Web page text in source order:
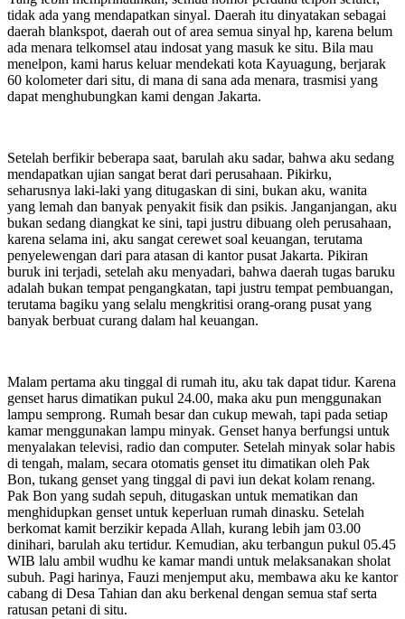
tidak ada yang mendapatkan sinyal. Daerah itu dinyatakan sebagai
daerah blankspot, daerah out of area semua sinyal hp, karena belum
ada menara telkomsel atau indosat yang masuk ke situ. Bila mau
menelpon, kami harus keluar mendekati kota Kayuagung, berjarak
60 kolometer dari situ, di mana di sana ada menara, trasmisi yang
dapat menghubungkan kami dengan Jakarta.
Setelah berfikir beberapa saat, barulah aku sadar, bahwa aku sedang
mendapatkan ujian sangat berat dari perusahaan. Pikirku,
seharusnya laki-laki yang ditugaskan di sini, bukan aku, wanita
yang lemah dan banyak penyakit fisik dan psikis. Janganjangan, aku
bukan sedang diangkat ke sini, tapi justru dibuang oleh perusahaan,
karena selama ini, aku sangat cerewet soal keuangan, terutama
penyelewengan dari para atasan di kantor pusat Jakarta. Pikiran
buruk ini terjadi, setelah aku menyadari, bahwa daerah tugas baruku
adalah bukan tempat pengangkatan, tapi justru tempat pembuangan,
terutama bagiku yang selalu mengkritisi orang-orang pusat yang
banyak berbuat curang dalam hal keuangan.
Malam pertama aku tinggal di rumah itu, aku tak dapat tidur. Karena
genset harus dimatikan pukul 24.00, maka aku pun menggunakan
lampu semprong. Rumah besar dan cukup mewah, tapi pada setiap
kamar menggunakan lampu minyak. Genset hanya berfungsi untuk
menyalakan televisi, radio dan computer. Setelah minyak solar habis
di tengah, malam, secara otomatis genset itu dimatikan oleh Pak
Bon, tukang genset yang tinggal di pavi iun dekat kolam renang.
Pak Bon yang sudah sepuh, ditugaskan untuk mematikan dan
menghidupkan genset untuk keperluan rumah dinasku. Setelah
berkomat kamit berzikir kepada Allah, kurang lebih jam 03.00
dinihari, barulah aku tertidur. Kemudian, aku terbangun pukul 05.45
WIB lalu ambil wudhu ke kamar mandi untuk melaksanakan sholat
subuh. Pagi harinya, Fauzi menjemput aku, membawa aku ke kantor
cabang di Desa Tahian dan aku berkenal dengan semua staf serta
ratusan petani di situ.